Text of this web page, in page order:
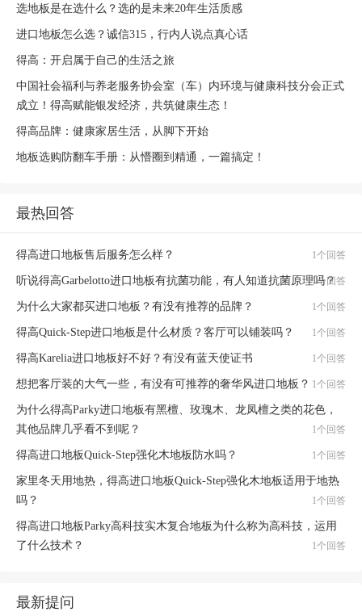
选地板是在选什么？选的是未来20年生活质感
进口地板怎么选？诚信315，行内人说点真心话
得高：开启属于自己的生活之旅
中国社会福利与养老服务协会室（车）内环境与健康科技分会正式
成立！得高赋能银发经济，共筑健康生态！
得高品牌：健康家居生活，从脚下开始
地板选购防翻车手册：从懵圈到精通，一篇搞定！
最热回答
得高进口地板售后服务怎么样？ 1个回答
听说得高Garbelotto进口地板有抗菌功能，有人知道抗菌原理吗？
1个回答
为什么大家都买进口地板？有没有推荐的品牌？ 1个回答
得高Quick-Step进口地板是什么材质？客厅可以铺装吗？ 1个回答
得高Karelia进口地板好不好？有没有蓝天使证书 1个回答
想把客厅装的大气一些，有没有可推荐的奢华风进口地板？ 1个回答
为什么得高Parky进口地板有黑檀、玫瑰木、龙凤檀之类的花色，
其他品牌几乎看不到呢？
1个回答
得高进口地板Quick-Step强化木地板防水吗？ 1个回答
家里冬天用地热，得高进口地板Quick-Step强化木地板适用于地热
吗？
1个回答
得高进口地板Parky高科技实木复合地板为什么称为高科技，运用
了什么技术？
1个回答
最新提问